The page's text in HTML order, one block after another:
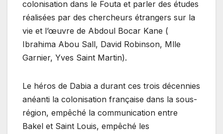
colonisation dans le Fouta et parler des études
réalisées par des chercheurs étrangers sur la
vie et l’œuvre de Abdoul Bocar Kane (
Ibrahima Abou Sall, David Robinson, Mlle
Garnier, Yves Saint Martin).
Le héros de Dabia a durant ces trois décennies
anéanti la colonisation française dans la sous-
région, empêché la communication entre
Bakel et Saint Louis, empêché les